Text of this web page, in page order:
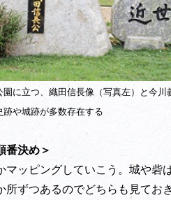
に立つ、織田信長像（写真左）と今
や城跡が多数存在する
番決め＞
マッピングしていこう。城や
所ずつあるのでどちらも見てお